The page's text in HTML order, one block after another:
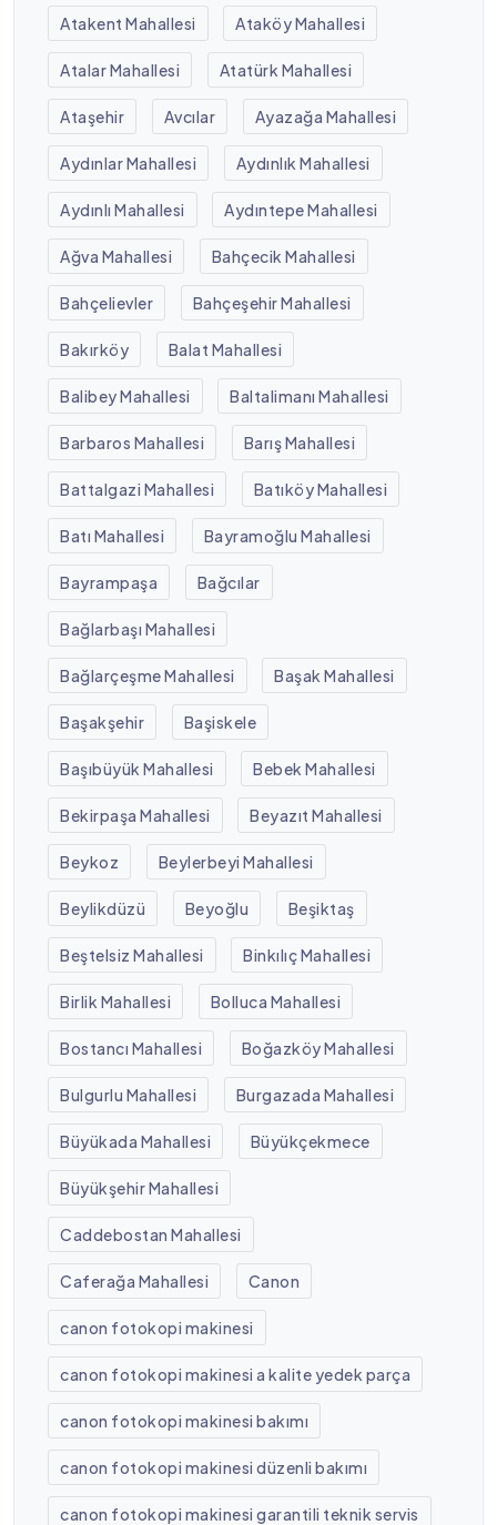
Atakent Mahallesi Ataköy Mahallesi
Atalar Mahallesi Atatürk Mahallesi
Ataşehir Avcılar Ayazağa Mahallesi
Aydınlar Mahallesi Aydınlık Mahallesi
Aydınlı Mahallesi Aydıntepe Mahallesi
Ağva Mahallesi Bahçecik Mahallesi
Bahçelievler Bahçeşehir Mahallesi
Bakırköy Balat Mahallesi
Balibey Mahallesi Baltalimanı Mahallesi
Barbaros Mahallesi Barış Mahallesi
Battalgazi Mahallesi Batıköy Mahallesi
Batı Mahallesi Bayramoğlu Mahallesi
Bayrampaşa Bağcılar
Bağlarbaşı Mahallesi
Bağlarçeşme Mahallesi Başak Mahallesi
Başakşehir Başiskele
Başıbüyük Mahallesi Bebek Mahallesi
Bekirpaşa Mahallesi Beyazıt Mahallesi
Beykoz Beylerbeyi Mahallesi
Beylikdüzü Beyoğlu Beşiktaş
Beştelsiz Mahallesi Binkılıç Mahallesi
Birlik Mahallesi Bolluca Mahallesi
Bostancı Mahallesi Boğazköy Mahallesi
Bulgurlu Mahallesi Burgazada Mahallesi
Büyükada Mahallesi Büyükçekmece
Büyükşehir Mahallesi
Caddebostan Mahallesi
Caferağa Mahallesi Canon
canon fotokopi makinesi
canon fotokopi makinesi a kalite yedek parça
canon fotokopi makinesi bakımı
canon fotokopi makinesi düzenli bakımı
canon fotokopi makinesi garantili teknik servis